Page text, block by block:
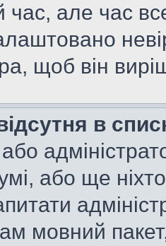
час, але час
щоб він
в
або ще
мовний